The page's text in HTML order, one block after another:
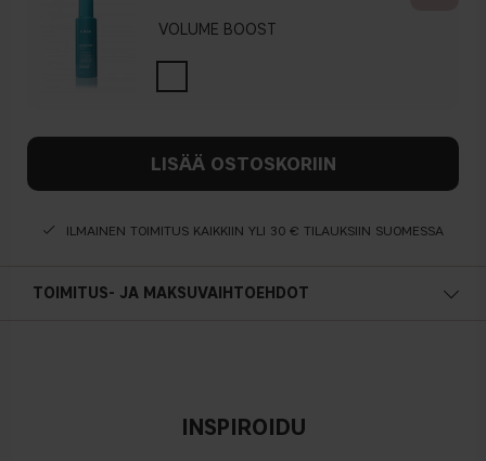
VOLUME BOOST
LISÄÄ OSTOSKORIIN
ILMAINEN TOIMITUS KAIKKIIN YLI 30 € TILAUKSIIN SUOMESSA
TOIMITUS- JA MAKSUVAIHTOEHDOT
INSPIROIDU